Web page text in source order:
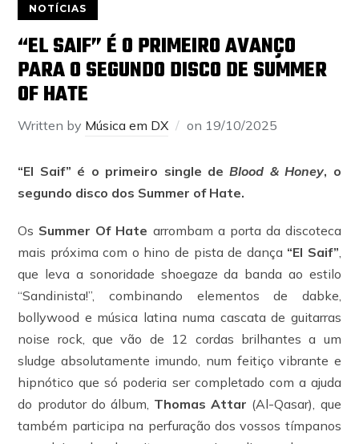
NOTÍCIAS
“EL SAIF” É O PRIMEIRO AVANÇO
PARA O SEGUNDO DISCO DE SUMMER
OF HATE
Written by Música em DX on 19/10/2025
“El Saif” é o primeiro single deBlood & Honey, o
segundo disco dos Summer of Hate.
Os Summer Of Hate arrombam a porta da discoteca
mais próxima com o hino de pista de dança “El Saif”
que leva a sonoridade shoegaze da banda ao estilo
“Sandinista!”, combinando elementos de dabke,
bollywood e música latina numa cascata de guitarras
noise rock, que vão de 12 cordas brilhantes a um
sludge absolutamente imundo, num feitiço vibrante e
hipnótico que só poderia ser completado com a ajuda
do produtor do álbum, Thomas Attar (Al-Qasar), que
também participa na perfuração dos vossos tímpanos